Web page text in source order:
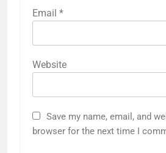
Email *
Website
Save my name, email, and
browser for the next time I